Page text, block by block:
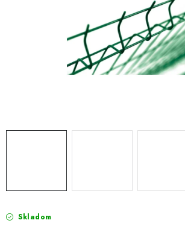
Prepravné a termín doručenia
Obchodné
FAQ Všetko o súboroch
Skladom